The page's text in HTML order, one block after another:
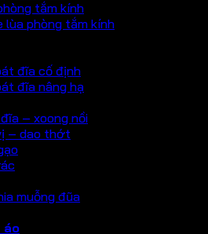
tắm kính
lùa phòng tắm kính
đĩa cố định
đĩa nâng hạ
– xoong nồi
– dao thớt
muỗng đũa
áo